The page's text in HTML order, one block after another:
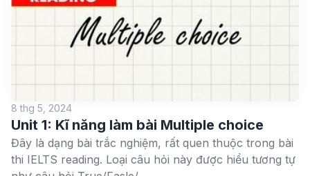
8 thg 5, 2024
Unit 1: Kĩ năng làm bài Multiple choice
Đây là dạng bài trắc nghiệm, rất quen thuộc trong bài
thi IELTS reading. Loại câu hỏi này được hiểu tương tự